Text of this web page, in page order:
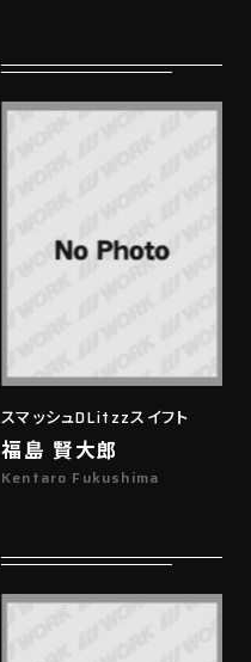
スマッシュDLitzzスイフト
福島 賢大郎
Kentaro Fukushima